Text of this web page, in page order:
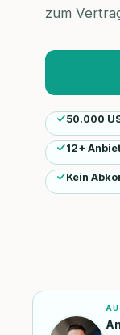
zum
50.000
12+
Kein